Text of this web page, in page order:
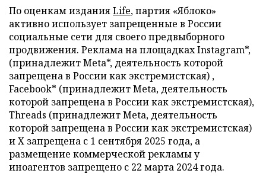
По оценкам изданияLife, партия «Яблоко»
активно использует запрещенные в России
социальные сети для своего предвыборного
продвижения. Реклама на площадках Instagram*,
(принадлежит Meta*, деятельность которой
запрещена в России как экстремистская) ,
Facebook* (принадлежит Meta, деятельность
которой запрещена в России как экстремистская),
Threads (принадлежит Meta, деятельность
которой запрещена в России как экстремистская)
и X запрещена с 1 сентября 2025 года, а
размещение коммерческой рекламы у
иноагентов запрещено с 22 марта 2024 года.